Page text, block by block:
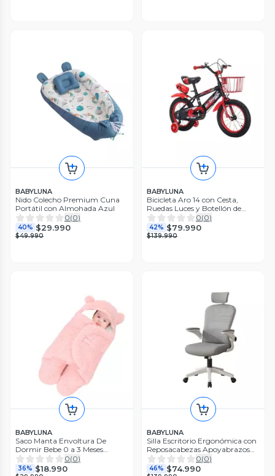
BABYLUNA
Nido Colecho Premium Cuna
Portátil con Almohada Azul
0(0)
40% $29.990
$49.990
BABYLUNA
Bicicleta Aro 14 con Cesta,
Ruedas Luces y Botellón de
Agua Rojo
0(0)
42% $79.990
$139.990
BABYLUNA
Saco Manta Envoltura De
Dormir Bebe 0 a 3 Meses
Rosado
0(0)
36% $18.990
BABYLUNA
Silla Escritorio Ergonómica con
Reposacabezas Apoyabrazos
Ajustables y Malla Transpirable
Blanca
0(0)
46% $74.990